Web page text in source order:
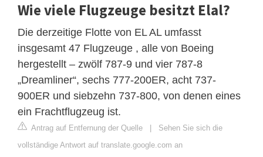
Wie viele Flugzeuge besitzt Elal?
Die derzeitige Flotte von EL AL umfasst
insgesamt 47 Flugzeuge , alle von Boeing
hergestellt – zwölf 787-9 und vier 787-8
„Dreamliner“, sechs 777-200ER, acht 737-
900ER und siebzehn 737-800, von denen eines
ein Frachtflugzeug ist.
Antrag auf Entfernung der Quelle
Sehen Sie sich die
vollständige Antwort auf translate.google.com an